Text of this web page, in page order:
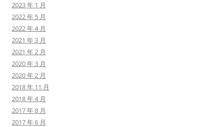
2023 年 1 月
2022 年 5 月
2022 年 4 月
2021 年 3 月
2021 年 2 月
2020 年 3 月
2020 年 2 月
2018 年 11 月
2018 年 4 月
2017 年 8 月
2017 年 6 月